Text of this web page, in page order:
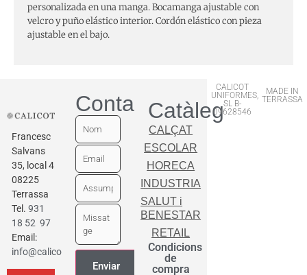
personalizada en una manga. Bocamanga ajustable con
velcro y puño elástico interior. Cordón elástico con pieza
ajustable en el bajo.
Francesc
Salvans
35, local 4
08225
Terrassa
Tel. 931
18 52 97
Email:
info@calicot.cat
ContactarCatàleg
CALÇAT
ESCOLAR
HORECA
INDUSTRIA
SALUT i
BENESTAR
RETAIL
Condicions
de
compra
CALICOT
UNIFORMES,
SL B-
09628546
MADE IN
TERRASSA